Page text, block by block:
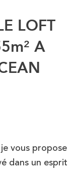
LOFT
A
vous propose
dans un esprit